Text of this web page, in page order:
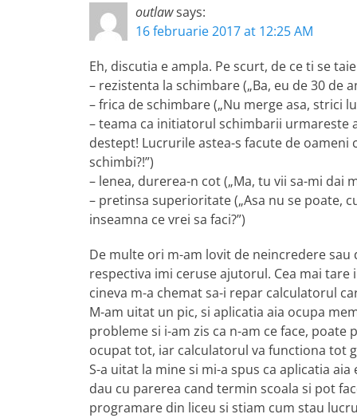
outlawsays:
16 februarie 2017 at 12:25 AM
Eh, discutia e ampla. Pe scurt, de ce ti se
– rezistenta la schimbare („Ba, eu de 30 de
– frica de schimbare („Nu merge asa, strici
– teama ca initiatorul schimbarii urmareste
destept! Lucrurile astea-s facute de oameni
schimbi?!”)
– lenea, durerea-n cot („Ma, tu vii sa-mi dai
– pretinsa superioritate („Asa nu se poate,
inseamna ce vrei sa faci?”)
De multe ori m-am lovit de neincredere sau
respectiva imi ceruse ajutorul. Cea mai
cineva m-a chemat sa-i repar calculatorul
M-am uitat un pic, si aplicatia aia ocupa
probleme si i-am zis ca n-am ce face, poate
ocupat tot, iar calculatorul va functiona tot
S-a uitat la mine si mi-a spus ca aplicatia
dau cu parerea cand termin scoala si pot
programare din liceu si stiam cum stau